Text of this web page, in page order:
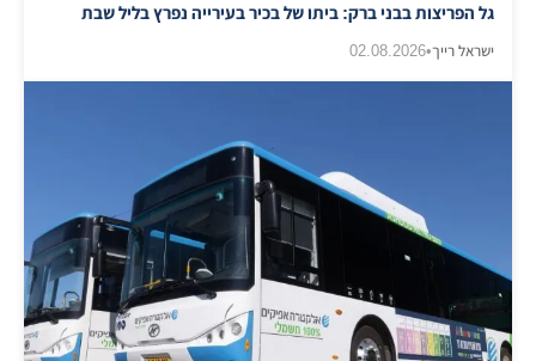
גל הפריצות בבני ברק: ביתו של בכיר בעירייה נפרץ בליל שבת
ישראל רייך•
02.08.2026